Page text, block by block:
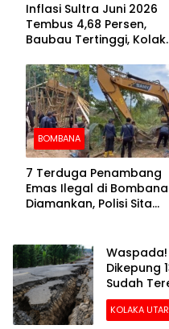
Inflasi Sultra Juni 2026
Tembus 4,68 Persen,
Baubau Tertinggi,
BOMBANA
7 Terduga Penambang
Emas Ilegal di Bombana
Diamankan, Polisi Sita
Waspada!
Dikepung
Sudah
KOLAKA